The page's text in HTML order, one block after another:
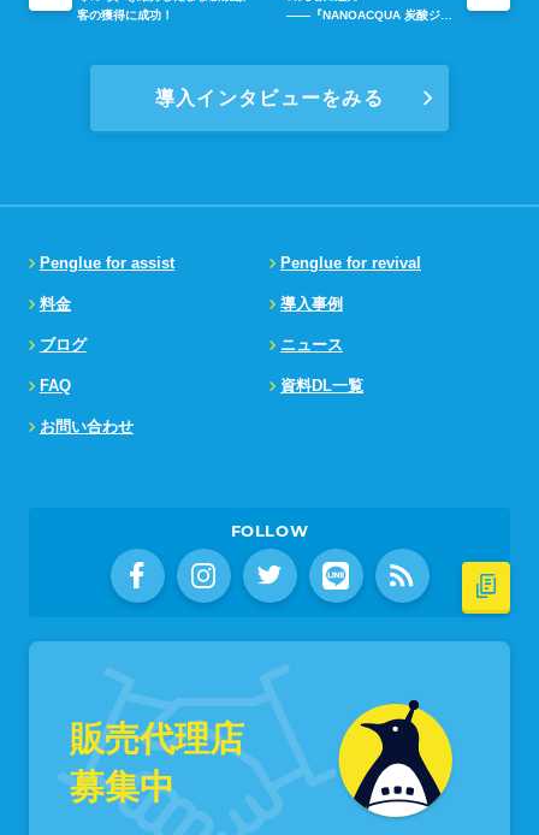
客の獲得に成功！
――『NANOACQUA 炭酸ジェ
導入インタビューをみる
Penglue for assist Penglue for revival
料金 導入事例
ブログ ニュース
FAQ 資料DL一覧
お問い合わせ
FOLLOW
販売代理店
募集中